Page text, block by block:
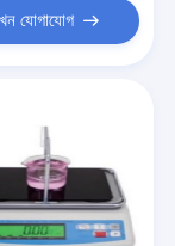
যোগাযোগ